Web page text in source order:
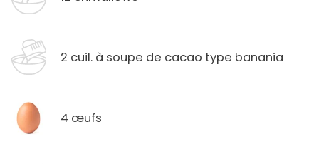
2 cuil. à soupe de cacao type banania
4 œufs